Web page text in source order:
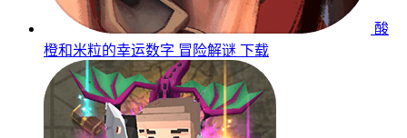
酸
橙和米粒的幸运数字 冒险解谜 下载